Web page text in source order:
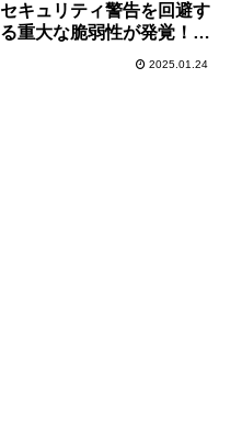
セキュリティ警告を回避す
る重大な脆弱性が発覚！早
2025.01.24